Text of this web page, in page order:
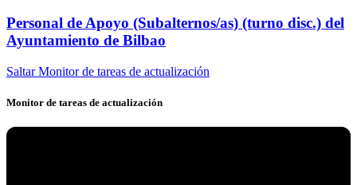
Personal de Apoyo (Subalternos/as) (turno disc.) del
Ayuntamiento de Bilbao
Saltar Monitor de tareas de actualización
Monitor de tareas de actualización